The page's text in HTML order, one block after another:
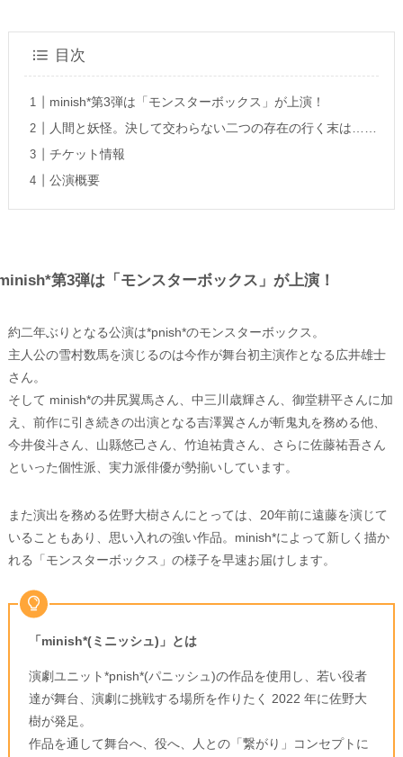
目次
minish*第3弾は「モンスターボックス」が上演！
人間と妖怪。決して交わらない二つの存在の行く末は……
チケット情報
公演概要
第3弾は「モンスターボックス」が上演！
約二年ぶりとなる公演は*pnish*のモンスターボックス。
主人公の雪村数馬を演じるのは今作が舞台初主演作となる広井雄士
さん。
そして minish*の井尻翼馬さん、中三川歳輝さん、御堂耕平さんに加
え、前作に引き続きの出演となる吉澤翼さんが斬鬼丸を務める他、
今井俊斗さん、山縣悠己さん、竹迫祐貴さん、さらに佐藤祐吾さん
といった個性派、実力派俳優が勢揃いしています。
また演出を務める佐野大樹さんにとっては、20年前に遠藤を演じて
いることもあり、思い入れの強い作品。minish*によって新しく描か
れる「モンスターボックス」の様子を早速お届けします。
「minish*(ミニッシュ)」とは
演劇ユニット*pnish*(パニッシュ)の作品を使用し、若い役者
達が舞台、演劇に挑戦する場所を作りたく 2022 年に佐野大
樹が発足。
作品を通して舞台へ、役へ、人との「繋がり」コンセプトに